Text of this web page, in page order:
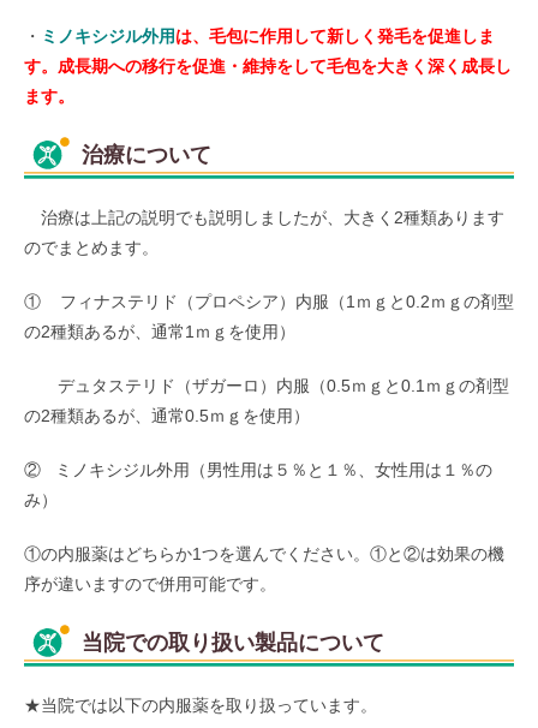
・ ミノキシジル外用は、毛包に作用して新しく発毛を促進しま
す。成長期への移行を促進・維持をして毛包を大きく深く成長し
ます。
治療について
治療は上記の説明でも説明しましたが、大きく2種類あります
のでまとめます。
① フィナステリド（プロペシア）内服（1ｍｇと0.2ｍｇの剤型
の2種類あるが、通常1ｍｇを使用）
デュタステリド（ザガーロ）内服（0.5ｍｇと0.1ｍｇの剤型
の2種類あるが、通常0.5ｍｇを使用）
② ミノキシジル外用（男性用は５％と１％、女性用は１％の
み）
①の内服薬はどちらか1つを選んでください。①と②は効果の機
序が違いますので併用可能です。
当院での取り扱い製品について
★当院では以下の内服薬を取り扱っています。